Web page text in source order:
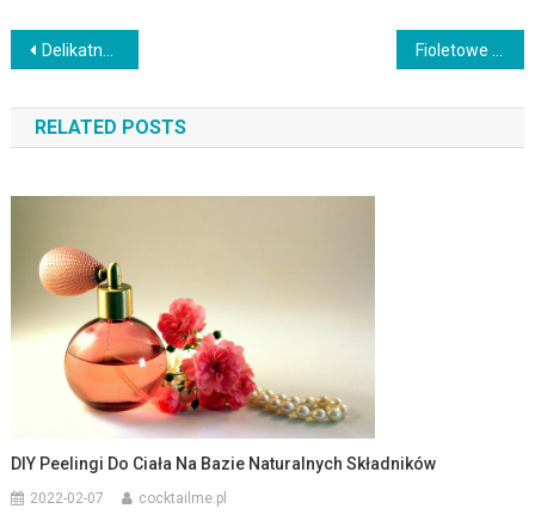
Nawigacja
wpisu
Delikatny makijaż dzienny – jak podkreślić naturalne piękno?
RELATED POSTS
DIY Peelingi Do Ciała Na Bazie Naturalnych Składników
2022-02-07 cocktailme.pl